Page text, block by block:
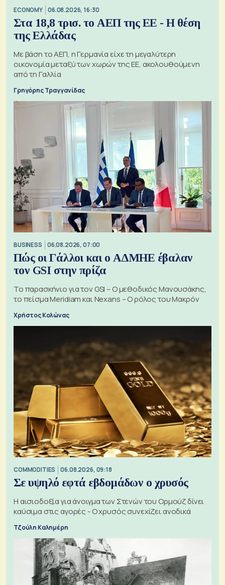
ECONOMY 06.08.2026, 16:30
Στα 18,8 τρισ. το ΑΕΠ της ΕΕ - Η θέση
της Ελλάδας
Με βάση το ΑΕΠ, η Γερμανία είχε τη μεγαλύτερη
οικονομία μεταξύ των χωρών της ΕΕ, ακολουθούμενη
από τη Γαλλία
Γρηγόρης Τραγγανίδας
BUSINESS 06.08.2026, 07:00
Πώς οι Γάλλοι και ο ΑΔΜΗΕ έβαλαν
τον GSI στην πρίζα
Το παρασκήνιο για τον GSI – Ο μεθοδικός Μανουσάκης,
το πείσμα Meridiam και Nexans – Ο ρόλος του Μακρόν
Χρήστος Κολώνας
COMMODITIES 06.08.2026, 09:18
Σε υψηλό εφτά εβδομάδων ο χρυσός
Η αισιοδοξία για άνοιγμα των Στενών του Ορμούζ δίνει
καύσιμα στις αγορές - Ο χρυσός συνεχίζει ανοδικά
Τζούλη Καλημέρη